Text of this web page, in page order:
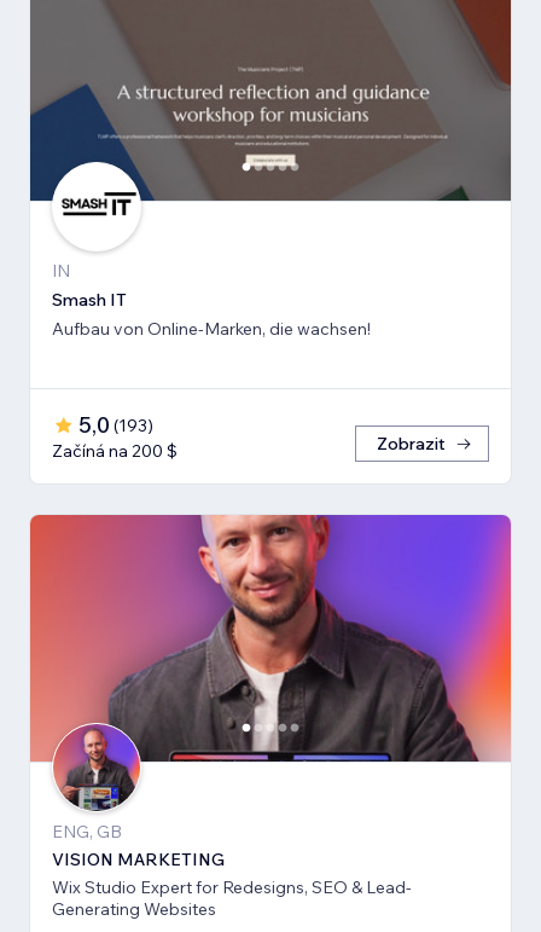
IN
Smash IT
Aufbau von Online-Marken, die wachsen!
5,0 (193)
Začíná na 200 $
Zobrazit
ENG, GB
VISION MARKETING
Wix Studio Expert for Redesigns, SEO & Lead-
Generating Websites